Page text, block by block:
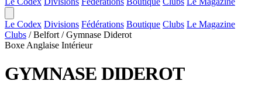
Le Codex Divisions Fédérations Boutique Clubs Le Magazine
Clubs / Belfort / Gymnase Diderot
Boxe Anglaise Intérieur
GYMNASE DIDEROT